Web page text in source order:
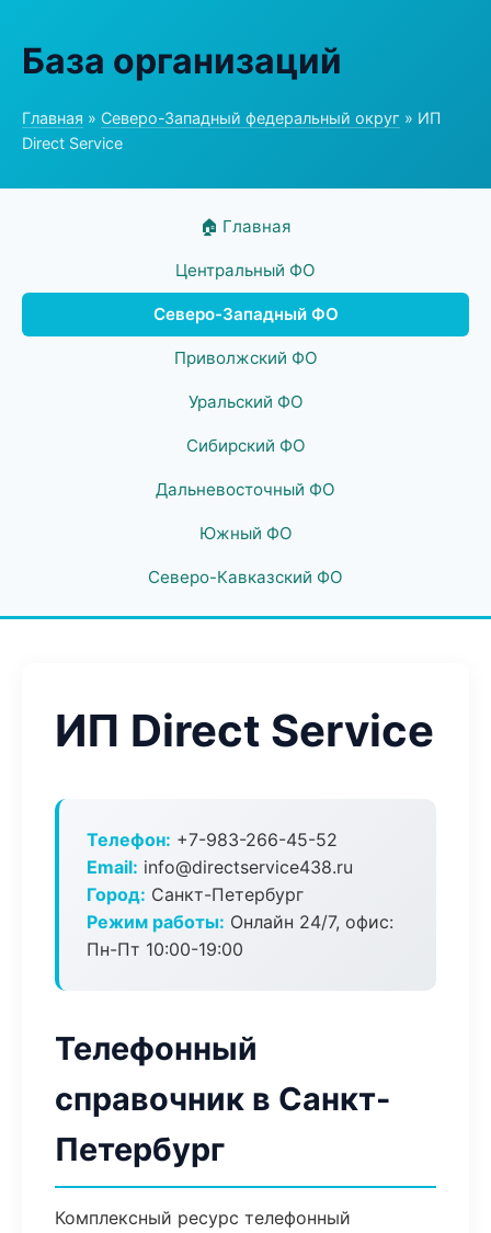
База организаций
Главная » Северо-Западный федеральный округ » ИП
Direct Service
🏠 Главная
Центральный ФО
Северо-Западный ФО
Приволжский ФО
Уральский ФО
Сибирский ФО
Дальневосточный ФО
Южный ФО
Северо-Кавказский ФО
ИП Direct Service
Телефон: +7-983-266-45-52
Email: info@directservice438.ru
Город: Санкт-Петербург
Режим работы: Онлайн 24/7, офис:
Пн-Пт 10:00-19:00
Телефонный
справочник в Санкт-
Петербург
Комплексный ресурс телефонный